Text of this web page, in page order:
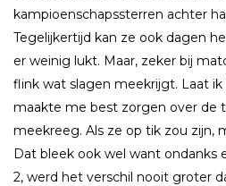
kampioenschapssterren achter
Tegelijkertijd kan ze ook dagen
er weinig lukt. Maar, zeker bij
flink wat slagen meekrijgt. Laat
maakte me best zorgen over de
meekreeg. Als ze op tik zou zijn,
Dat bleek ook wel want ondanks
2, werd het verschil nooit groter